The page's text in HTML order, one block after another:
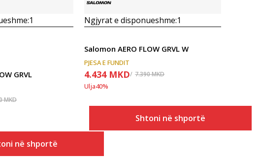
1
GRVL
MKD
në shportë
Ngjyrat e disponueshme:1
Salomon AERO FLOW GRVL W
PJESA E FUNDIT
4.434 MKD 7.390MKD
Ulja40%
Shtoni në shportë